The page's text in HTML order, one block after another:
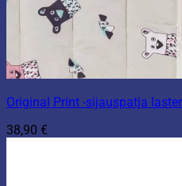
Original Print -sijauspatja
38,90 €